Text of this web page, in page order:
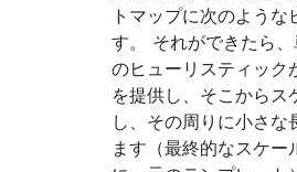
トマップに次のような
す。 それができたら
のヒューリスティック
を提供し、そこからス
し、その周りに小さな
ます（最終的なスケ